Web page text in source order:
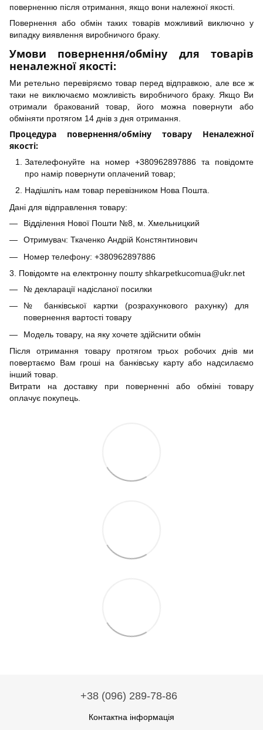
поверненню після отримання, якщо вони належної якості.
Повернення або обмін таких товарів можливий виключно у
випадку виявлення виробничого браку.
Умови повернення/обміну для товарів
неналежної якості:
Ми ретельно перевіряємо товар перед відправкою, але все ж
таки не виключаємо можливість виробничого браку. Якщо Ви
отримали бракований товар, його можна повернути або
обміняти протягом 14 днів з дня отримання.
Процедура повернення/обміну товару Неналежної
якості:
Зателефонуйте на номер +380962897886 та повідомте
про намір повернути оплачений товар;
Надішліть нам товар перевізником Нова Пошта.
Дані для відправлення товару:
Відділення Нової Пошти №8, м. Хмельницкий
Отримувач: Ткаченко Андрій Констянтинович
Номер телефону: +380962897886
3. Повідомте на електронну пошту shkarpetkucomua@ukr.net
№ декларації надісланої посилки
№ банківської картки (розрахункового рахунку) для
повернення вартості товару
Модель товару, на яку хочете здійснити обмін
Після отримання товару протягом трьох робочих днів ми
повертаємо Вам гроші на банківську карту або надсилаємо
інший товар.
Витрати на доставку при поверненні або обміні товару
оплачує покупець.
+38 (096) 289-78-86
Контактна інформація